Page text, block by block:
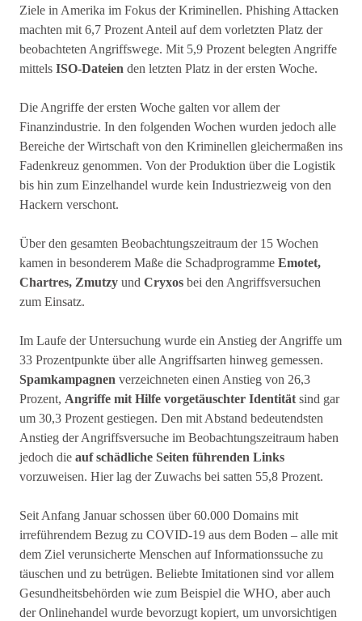
Ziele in Amerika im Fokus der Kriminellen. Phishing Attacken
machten mit 6,7 Prozent Anteil auf dem vorletzten Platz der
beobachteten Angriffswege. Mit 5,9 Prozent belegten Angriffe
mittels ISO-Dateien den letzten Platz in der ersten Woche.
Die Angriffe der ersten Woche galten vor allem der
Finanzindustrie. In den folgenden Wochen wurden jedoch alle
Bereiche der Wirtschaft von den Kriminellen gleichermaßen ins
Fadenkreuz genommen. Von der Produktion über die Logistik
bis hin zum Einzelhandel wurde kein Industriezweig von den
Hackern verschont.
Über den gesamten Beobachtungszeitraum der 15 Wochen
kamen in besonderem Maße die Schadprogramme Emotet,
Chartres, Zmutzy und Cryxos bei den Angriffsversuchen
zum Einsatz.
Im Laufe der Untersuchung wurde ein Anstieg der Angriffe um
33 Prozentpunkte über alle Angriffsarten hinweg gemessen.
Spamkampagnen verzeichneten einen Anstieg von 26,3
Prozent, Angriffe mit Hilfe vorgetäuschter Identität sind gar
um 30,3 Prozent gestiegen. Den mit Abstand bedeutendsten
Anstieg der Angriffsversuche im Beobachtungszeitraum haben
jedoch die auf schädliche Seiten führenden Links
vorzuweisen. Hier lag der Zuwachs bei satten 55,8 Prozent.
Seit Anfang Januar schossen über 60.000 Domains mit
irreführendem Bezug zu COVID-19 aus dem Boden – alle mit
dem Ziel verunsicherte Menschen auf Informationssuche zu
täuschen und zu betrügen. Beliebte Imitationen sind vor allem
Gesundheitsbehörden wie zum Beispiel die WHO, aber auch
der Onlinehandel wurde bevorzugt kopiert, um unvorsichtigen